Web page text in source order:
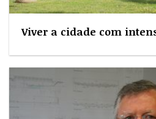
Viver a cidade com